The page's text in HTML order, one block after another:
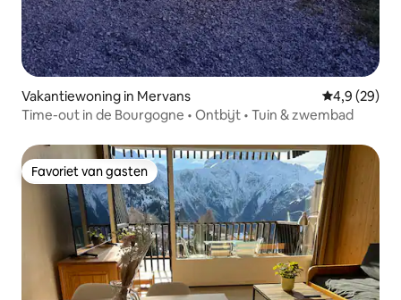
Vakantiewoning in Mervans Gemiddelde
4,9 (29)
Time-out in de Bourgogne • Ontbijt • Tuin & zwembad
Favoriet van gasten
Favoriet van gasten